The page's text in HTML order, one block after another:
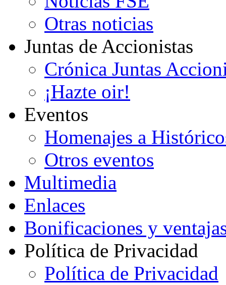
Otras noticias
Juntas de Accionistas
Crónica Juntas
¡Hazte oir!
Eventos
Homenajes a
Otros eventos
Multimedia
Enlaces
Bonificaciones y
Política de Privacidad
Política de Privacidad